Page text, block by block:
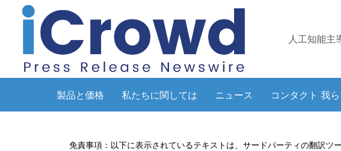
人工知能主
製品と価格 私たちに関しては ニュース コンタクト 我ら
免責事項：以下に表示されているテキストは、サードパーティの翻訳ツ